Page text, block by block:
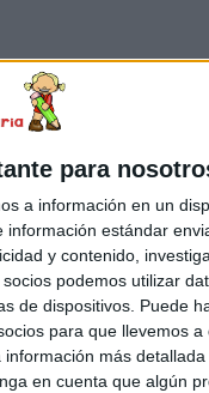
para
a información en un
estándar
y contenido,
podemos utilizar
de dispositivos. Puede
para que llevemos
más
en cuenta que algún